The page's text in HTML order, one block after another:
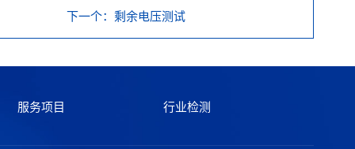
下一个：剩余电压测试
服务项目 行业检测